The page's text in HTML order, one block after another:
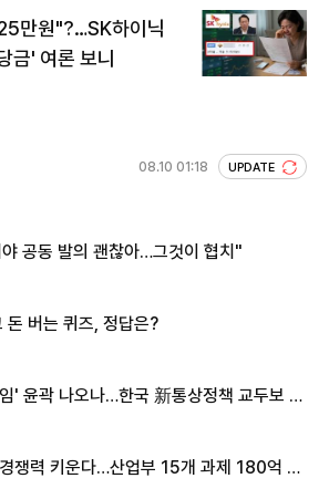
만원"?…SK하이닉
금' 여론 보니
08.10 01:18 UPDATE
공동 발의 괜찮아…그것이 협치"
돈 버는 퀴즈, 정답은?
' 윤곽 나오나…한국 新통상정책 교두보 활
쟁력 키운다…산업부 15개 과제 180억 지